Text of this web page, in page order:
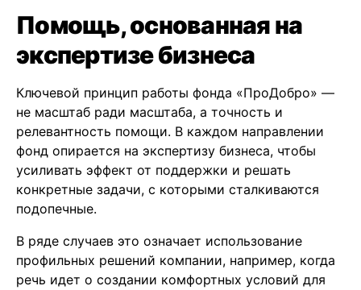
Помощь, основанная на
экспертизе бизнеса
Ключевой принцип работы фонда «ПроДобро» —
не масштаб ради масштаба, а точность и
релевантность помощи. В каждом направлении
фонд опирается на экспертизу бизнеса, чтобы
усиливать эффект от поддержки и решать
конкретные задачи, с которыми сталкиваются
подопечные.
В ряде случаев это означает использование
профильных решений компании, например, когда
речь идет о создании комфортных условий для